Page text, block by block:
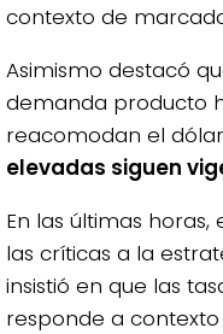
contexto de
Asimismo destacó
demanda producto
reacomodan el dólar
elevadas siguen
En las últimas
las críticas a la
insistió en que las
responde a